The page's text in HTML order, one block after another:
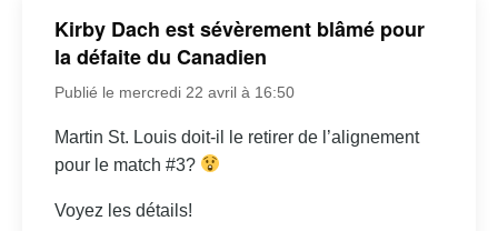
Kirby Dach est sévèrement blâmé pour
la défaite du Canadien
Publié le mercredi 22 avril à 16:50
Martin St. Louis doit-il le retirer de l’alignement
pour le match #3?
Voyez les détails!